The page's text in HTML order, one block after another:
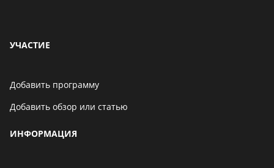
УЧАСТИЕ
Добавить программу
Добавить обзор или статью
ИНФОРМАЦИЯ